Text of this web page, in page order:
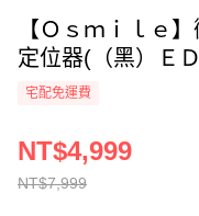
【Ｏｓｍｉｌｅ
定位器(（黑）Ｅ
宅配免運費
NT$7,999
NT$4,999